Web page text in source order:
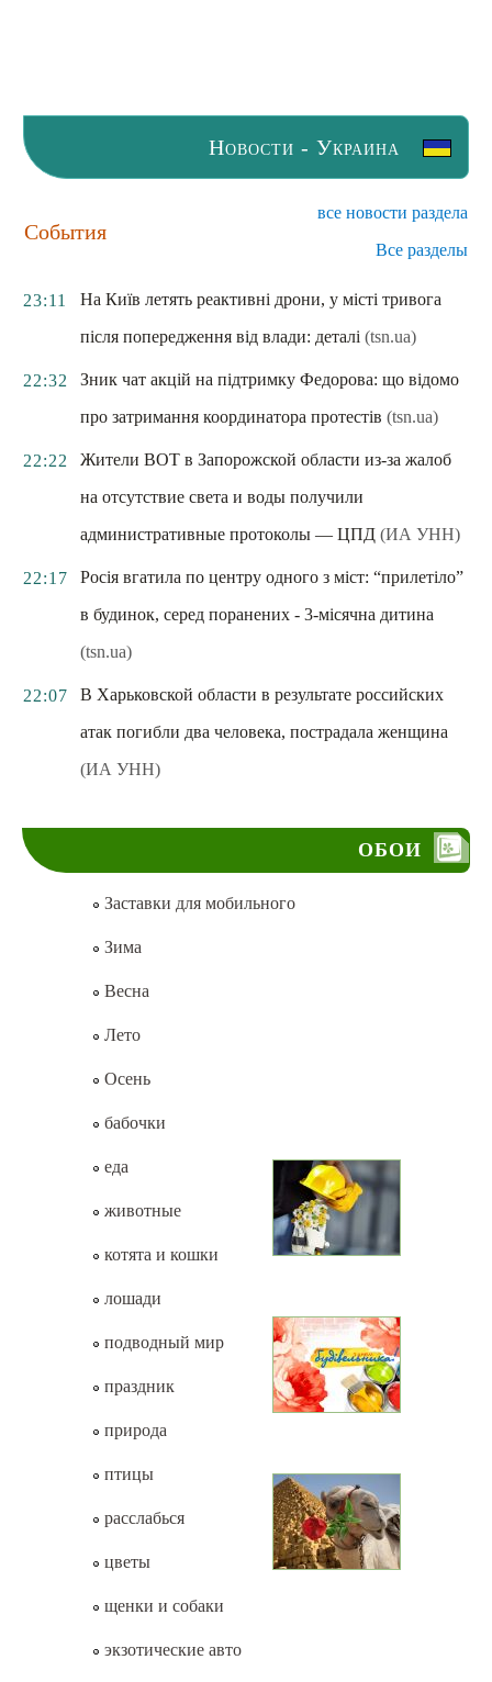
Новости - Украина
События
все новости раздела
Все разделы
23:11
На Київ летять реактивні дрони, у місті тривога
після попередження від влади: деталі (tsn.ua)
22:32
Зник чат акцій на підтримку Федорова: що відомо
про затримання координатора протестів (tsn.ua)
22:22
Жители ВОТ в Запорожской области из-за жалоб
на отсутствие света и воды получили
административные протоколы — ЦПД (ИА УНН)
22:17
Росія вгатила по центру одного з міст: “прилетіло”
в будинок, серед поранених - 3-місячна дитина
(tsn.ua)
22:07
В Харьковской области в результате российских
атак погибли два человека, пострадала женщина
(ИА УНН)
ОБОИ
Заставки для мобильного
Зима
Весна
Лето
Осень
бабочки
еда
животные
котята и кошки
лошади
подводный мир
праздник
природа
птицы
расслабься
цветы
щенки и собаки
экзотические авто